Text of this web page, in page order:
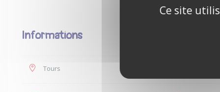
Informations
Tours
Ce site